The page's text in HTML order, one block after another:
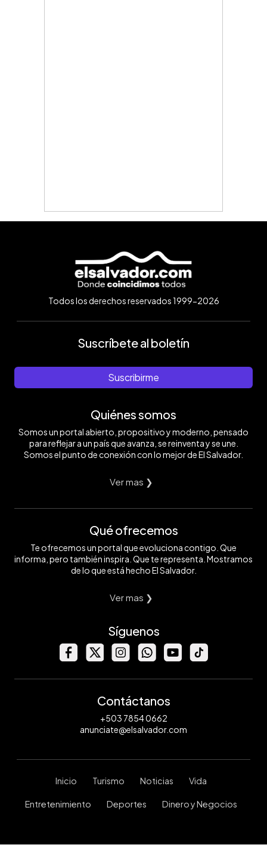
Todos los derechos reservados 1999-2026
Suscríbete al boletín
Suscribirme
Quiénes somos
Somos un portal abierto, propositivo y moderno, pensado
para reflejar a un país que avanza, se reinventa y se une.
Somos el punto de conexión con lo mejor de El Salvador.
Ver mas ❯
Qué ofrecemos
Te ofrecemos un portal que evoluciona contigo. Que
informa, pero también inspira. Que te representa. Mostramos
de lo que está hecho El Salvador.
Ver mas ❯
Síguenos
Contáctanos
+503 7854 0662
anunciate@elsalvador.com
Inicio Turismo Noticias Vida
Entretenimiento Deportes Dinero y Negocios